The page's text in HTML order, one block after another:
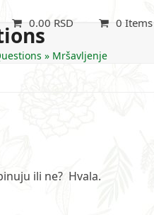
0.00 RSD 0 Items
» Mršavljenje
ili ne? Hvala.